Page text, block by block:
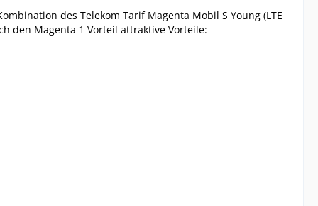
des Telekom Tarif Magenta Mobil S Young (LTE
den Magenta 1 Vorteil attraktive Vorteile: